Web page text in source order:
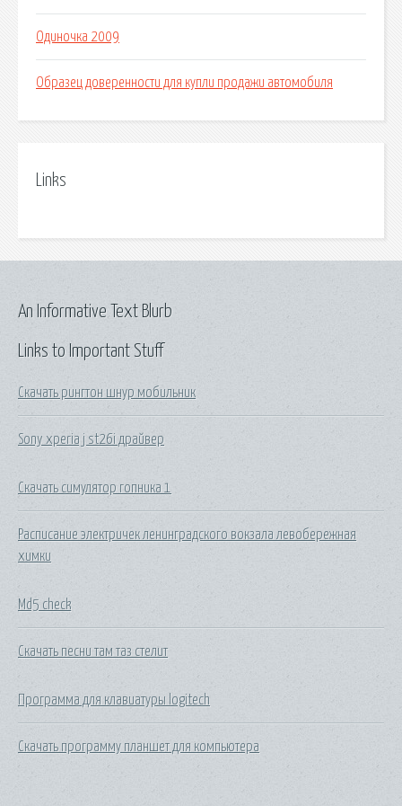
Одиночка 2009
Образец доверенности для купли продажи автомобиля
Links
Links to Important Stuff
Скачать рингтон шнур мобильник
Sony xperia j st26i драйвер
Скачать симулятор гопника 1
Расписание электричек ленинградского вокзала левобережная
химки
Md5 check
Скачать песни там таз стелит
Программа для клавиатуры logitech
Скачать программу планшет для компьютера
An Informative Text Blurb